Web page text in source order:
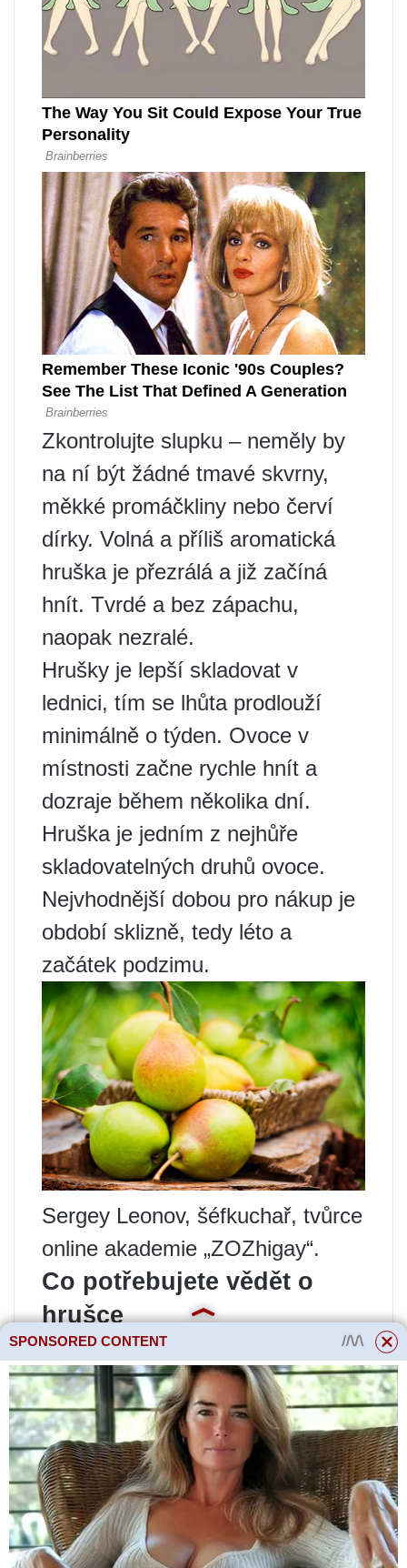
Zkontrolujte slupku – neměly by
na ní být žádné tmavé skvrny,
měkké promáčkliny nebo červí
dírky. Volná a příliš aromatická
hruška je přezrálá a již začíná
hnít. Tvrdé a bez zápachu,
naopak nezralé.
Hrušky je lepší skladovat v
lednici, tím se lhůta prodlouží
minimálně o týden. Ovoce v
místnosti začne rychle hnít a
dozraje během několika dní.
Hruška je jedním z nejhůře
skladovatelných druhů ovoce.
Nejvhodnější dobou pro nákup je
období sklizně, tedy léto a
začátek podzimu.
Sergey Leonov, šéfkuchař, tvůrce
online akademie „ZOZhigay“.
Co potřebujete vědět o
hrušce
SPONSORED CONTENT